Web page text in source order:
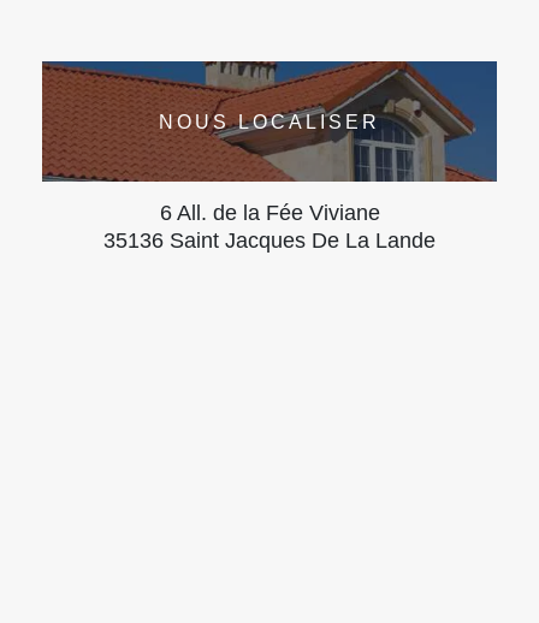
NOUS LOCALISER
6 All. de la Fée Viviane
35136 Saint Jacques De La Lande